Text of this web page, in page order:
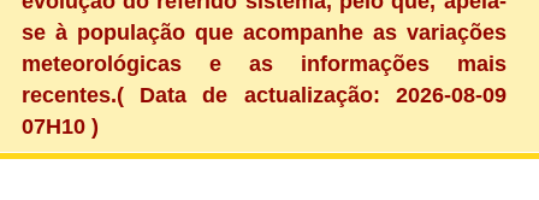
se à população que acompanhe as variações
meteorológicas e as informações mais
recentes.( Data de actualização: 2026-08-09
07H10 )